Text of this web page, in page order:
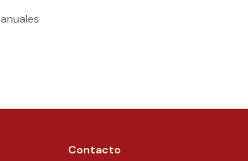
Contacto